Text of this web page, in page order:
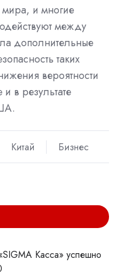
мира, и многие
между
дополнительные
таких
вероятности
в результате
Китай Бизнес
Касса» успешно